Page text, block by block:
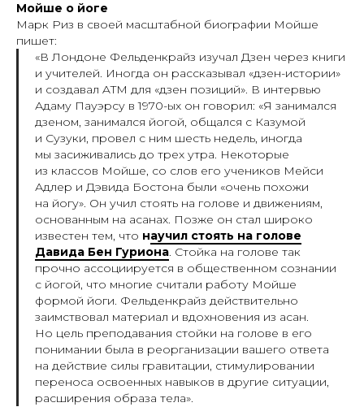
Мойше о йоге
Марк Риз в своей масштабной биографии Мойше
пишет:
«В Лондоне Фельденкрайз изучал Дзен через книги
и учителей. Иногда он рассказывал «дзен-истории»
и создавал ATM для «дзен позиций». В интервью
Адаму Пауэрсу в 1970-ых он говорил: «Я занимался
дзеном, занимался йогой, общался с Казумой
и Сузуки, провел с ним шесть недель, иногда
мы засиживались до трех утра. Некоторые
из классов Мойше, со слов его учеников Мейси
Адлер и Дэвида Бостона были «очень похожи
на йогу». Он учил стоять на голове и движениям,
основанным на асанах. Позже он стал широко
известен тем, что научил стоять на голове
Давида Бен Гуриона. Стойка на голове так
прочно ассоциируется в общественном сознании
с йогой, что многие считали работу Мойше
формой йоги. Фельденкрайз действительно
заимствовал материал и вдохновения из асан.
Но цель преподавания стойки на голове в его
понимании была в реорганизации вашего ответа
на действие силы гравитации, стимулировании
переноса освоенных навыков в другие ситуации,
расширения образа тела».